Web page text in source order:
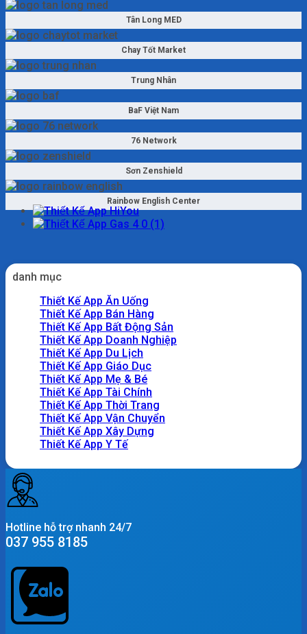
Tân Long MED
Chay Tốt Market
Trung Nhân
BaF Việt Nam
76 Network
Sơn Zenshield
Rainbow English Center
danh mục
Thiết Kế App Ăn Uống
Thiết Kế App Bán Hàng
Thiết Kế App Bất Động Sản
Thiết Kế App Doanh Nghiệp
Thiết Kế App Du Lịch
Thiết Kế App Giáo Dục
Thiết Kế App Mẹ & Bé
Thiết Kế App Tài Chính
Thiết Kế App Thời Trang
Thiết Kế App Vận Chuyển
Thiết Kế App Xây Dựng
Thiết Kế App Y Tế
Hotline hỗ trợ nhanh 24/7
037 955 8185